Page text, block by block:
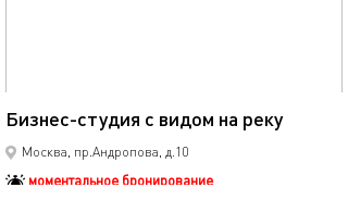
Бизнес-студия с видом на реку
Москва, пр.Андропова, д.10
моментальное бронирование